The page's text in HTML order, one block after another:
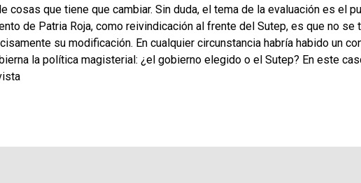
cosas que tiene que cambiar. Sin duda, el tema de la evaluación es el
de Patria Roja, como reivindicación al frente del Sutep, es que no
su modificación. En cualquier circunstancia habría habido un
la política magisterial: ¿el gobierno elegido o el Sutep? En este